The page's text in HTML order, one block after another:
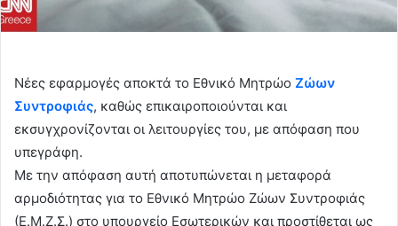
Νέες εφαρμογές αποκτά το Εθνικό Μητρώο Ζώων
Συντροφιάς, καθώς επικαιροποιούνται και
εκσυγχρονίζονται οι λειτουργίες του, με απόφαση που
υπεγράφη.
Με την απόφαση αυτή αποτυπώνεται η μεταφορά
αρμοδιότητας για το Εθνικό Μητρώο Ζώων Συντροφιάς
(Ε.Μ.Ζ.Σ.) στο υπουργείο Εσωτερικών και προστίθεται ως